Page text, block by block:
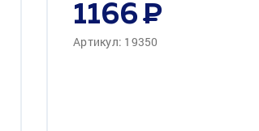
1166
Артикул: 19350